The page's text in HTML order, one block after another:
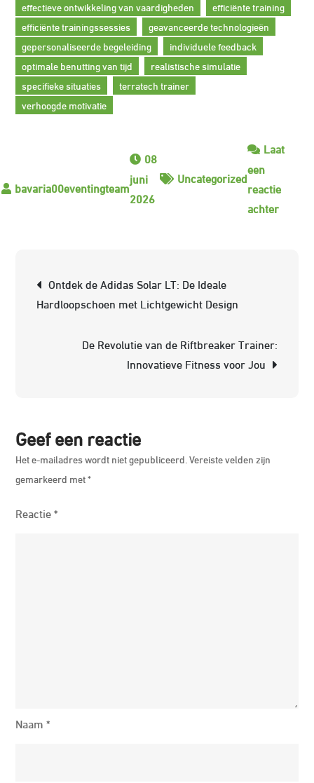
effectieve ontwikkeling van vaardigheden
efficiënte training
efficiënte trainingssessies
geavanceerde technologieën
gepersonaliseerde begeleiding
individuele feedback
optimale benutting van tijd
realistische simulatie
specifieke situaties
terratech trainer
verhoogde motivatie
08
juni
2026
Uncategorized
Laat
een
reactie
achterop
Ontdek de Adidas Solar LT: De Ideale
Hardloopschoen met Lichtgewicht Design
De Revolutie van de Riftbreaker Trainer:
Innovatieve Fitness voor Jou
Geef een reactie
Het e-mailadres wordt niet gepubliceerd. Vereiste velden zijn
gemarkeerd met*
Reactie*
Naam*